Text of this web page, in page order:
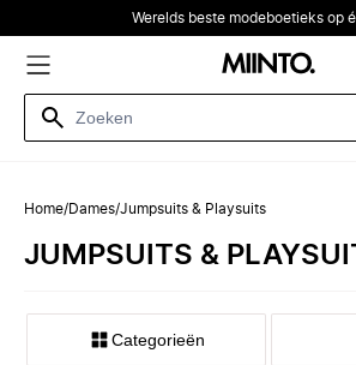
Werelds beste modeboetieks op
Home/Dames/Jumpsuits & Playsuits
JUMPSUITS &
Categorieën